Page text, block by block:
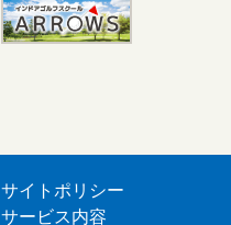
サイトポリシー
サービス内容